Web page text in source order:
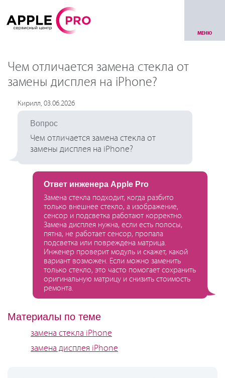
МЕНЮ
Чем отличается замена стекла от
замены дисплея на iPhone?
Кирилл, 03.06.2026
Вопрос
Чем отличается замена стекла от
замены дисплея на iPhone?
Ответ инженера Apple Pro
Замена стекла подходит, когда разбито
только внешнее стекло, а изображение,
сенсор и подсветка работают корректно.
Замена дисплея нужна, если есть полосы,
пятна, не работает сенсор, пропала
подсветка или повреждена матрица.
Инженер проверит модуль и скажет, какой
вариант возможен. Если можно заменить
только стекло, это часто помогает сохранить
оригинальную матрицу и снизить стоимость
ремонта.
Материалы по теме
замена стекла iPhone
замена дисплея iPhone